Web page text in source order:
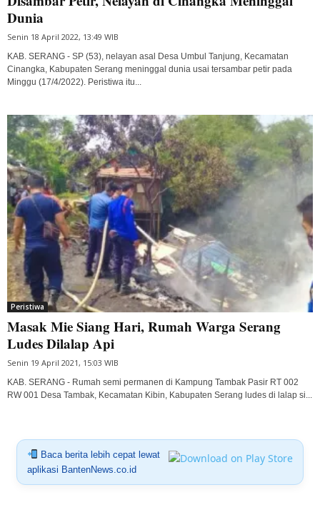
Dunia
Senin 18 April 2022, 13:49 WIB
KAB. SERANG - SP (53), nelayan asal Desa Umbul Tanjung, Kecamatan
Cinangka, Kabupaten Serang meninggal dunia usai tersambar petir pada
Minggu (17/4/2022). Peristiwa itu...
Peristiwa
Masak Mie Siang Hari, Rumah Warga Serang
Ludes Dilalap Api
Senin 19 April 2021, 15:03 WIB
KAB. SERANG - Rumah semi permanen di Kampung Tambak Pasir RT 002
RW 001 Desa Tambak, Kecamatan Kibin, Kabupaten Serang ludes di lalap si...
Baca berita lebih cepat lewat
aplikasi BantenNews.co.id